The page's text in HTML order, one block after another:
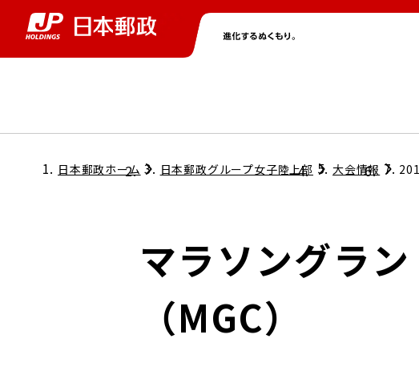
グループ情報トップ 社長室
JP 改
株主・投資家情報トップ
ニューストップ
サステナビリティトップ
サステナビリティマネジメント
開示情報
採用情報トップ
日本郵政ホーム 日本郵政グループ女子陸上部 大会情報
マラソングラ
（MGC）